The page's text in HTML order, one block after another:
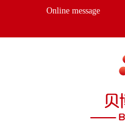
Online message